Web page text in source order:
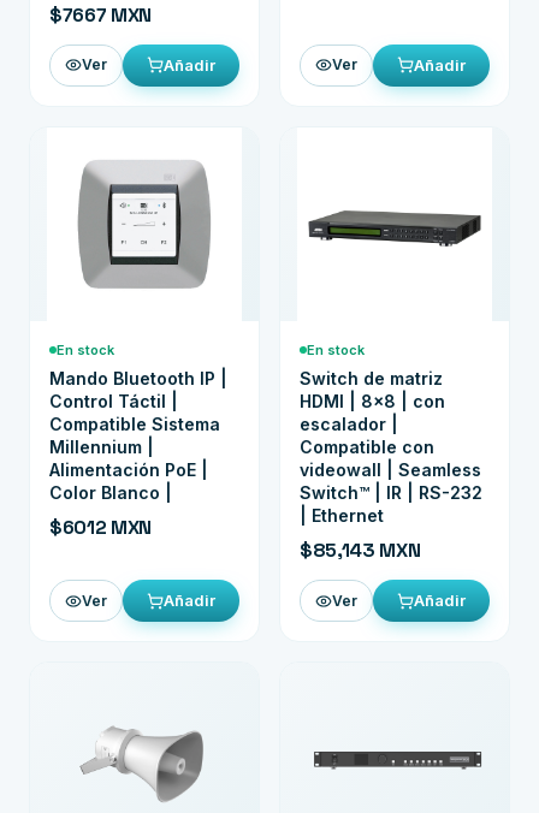
$7667 MXN
Ver Añadir Ver Añadir
En stock
Mando Bluetooth IP |
Control Táctil |
Compatible Sistema
Millennium |
Alimentación PoE |
Color Blanco |
$6012 MXN
Ver Añadir
En stock
Switch de matriz
HDMI | 8x8 | con
escalador |
Compatible con
videowall | Seamless
Switch™ | IR | RS-232
| Ethernet
$85,143 MXN
Ver Añadir